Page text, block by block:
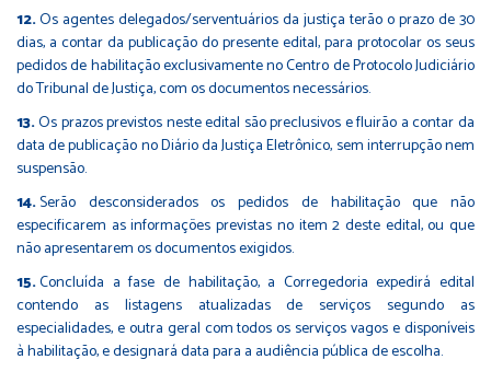
Os agentes delegados/serventuários da justiça terão o prazo de 30
dias, a contar da publicação do presente edital, para protocolar os seus
pedidos de habilitação exclusivamente no Centro de Protocolo Judiciário
do Tribunal de Justiça, com os documentos necessários.
Os prazos previstos neste edital são preclusivos e fluirão a contar da
data de publicação no Diário da Justiça Eletrônico, sem interrupção nem
suspensão.
Serão desconsiderados os pedidos de habilitação que não
especificarem as informações previstas no item 2 deste edital, ou que
não apresentarem os documentos exigidos.
Concluída a fase de habilitação, a Corregedoria expedirá edital
contendo as listagens atualizadas de serviços segundo as
especialidades, e outra geral com todos os serviços vagos e disponíveis
à habilitação, e designará data para a audiência pública de escolha.